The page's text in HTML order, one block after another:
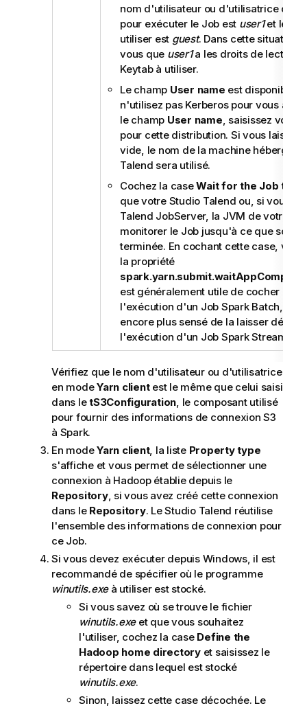
nom d'utilisateur ou d'utilisatrice que
pour exécuter le Job est user1et le
utiliser est guest. Dans cette situation,
vous que user1a les droits de lecture
Keytab à utiliser.
Le champ User name est disponible
n'utilisez pas Kerberos pour vous
le champ User name, saisissez votre
pour cette distribution. Si vous laissez
vide, le nom de la machine
Talend sera utilisé.
Cochez la caseWait for the Job to
que votre Studio Talend ou, si vous
Talend JobServer, la JVM de votre
monitorer le Job jusqu'à ce que son
terminée. En cochant cette case,
la propriété
est généralement utile de cocher
l'exécution d'un Job Spark Batch,
encore plus sensé de la laisser
l'exécution d'un Job Spark Streaming.
Vérifiez que le nom d'utilisateur ou d'utilisatrice
en modeYarn clientest le même que celui saisi
dans letS3Configuration, le composant utilisé
pour fournir des informations de connexion S3
à Spark.
En modeYarn client, la liste Property type
s'affiche et vous permet de sélectionner une
connexion à Hadoop établie depuis le
Repository, si vous avez créé cette connexion
dans le Repository. LeStudio Talend réutilise
l'ensemble des informations de connexion pour
ce Job.
Si vous devez exécuter depuis Windows, il est
recommandé de spécifier où le programme
winutils.exeà utiliser est stocké.
Si vous savez où se trouve le fichier
winutils.exeet que vous souhaitez
l'utiliser, cochez la case Define the
Hadoop home directoryet saisissez le
répertoire dans lequel est stocké
winutils.exe.
Sinon, laissez cette case décochée. Le